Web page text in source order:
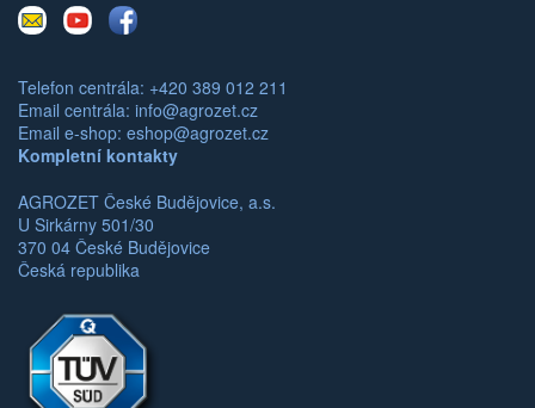
E-
mail
YoutubeFacebook
Telefon centrála: +420 389 012 211
Email centrála: info@agrozet.cz
Email e-shop: eshop@agrozet.cz
Kompletní kontakty
AGROZET České Budějovice, a.s.
U Sirkárny 501/30
370 04 České Budějovice
Česká republika